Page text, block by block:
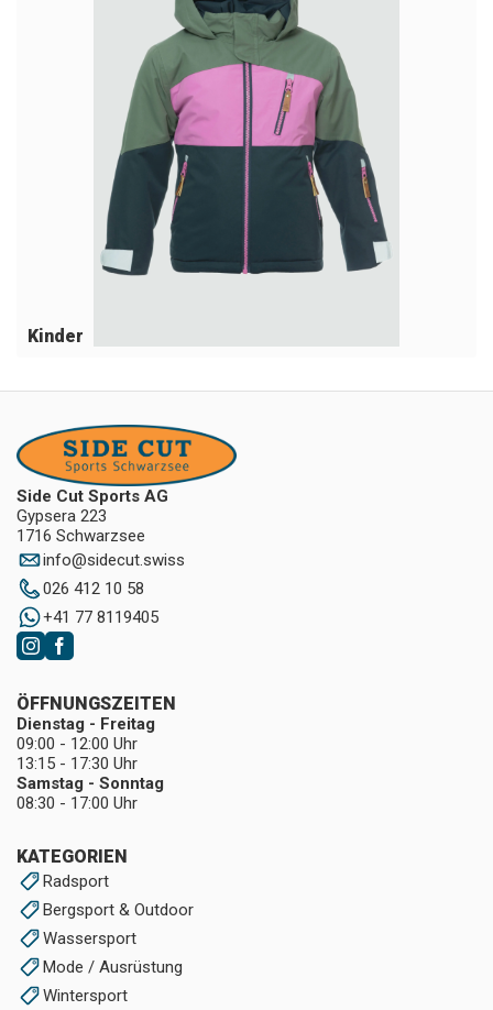
Kinder
Side Cut Sports AG
Gypsera 223
1716 Schwarzsee
info@sidecut.swiss
026 412 10 58
+41 77 8119405
KATEGORIEN
Radsport
Bergsport & Outdoor
Wassersport
Mode / Ausrüstung
Wintersport
ÖFFNUNGSZEITEN
Dienstag - Freitag
09:00 - 12:00 Uhr
13:15 - 17:30 Uhr
Samstag - Sonntag
08:30 - 17:00 Uhr